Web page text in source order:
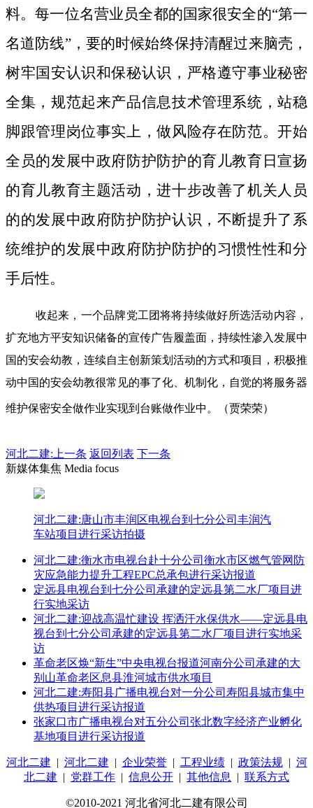
料。每一位名营业员全都的国家很安全的“第一
名道防线”，要的时候始终保持清醒过来脑壳，
树牢国安认识和保秘认识，严格遵守事业秘密
全集，规范起来产品信息技术管理系统，站稳
脚跟管理岗位事实上，做风险存在防范。开始
全员的发展中政府防护防护的育儿教育日宣扬
的育儿教育主题活动，进十步改善了机关人员
的的发展中政府防护防护认识，不断提升了系
统维护的发展中政府防护防护的习惯性性和分
手后性。
收起来，一个品牌党工团将将持续做好所选活动内容，
扩充地方平安知识储备的宣传广告履盖面，持续性渗入发展中
国的安会幼教，连续自主创新策划活动的方式和项目，积极推
动中国的安会幼教很常见的事了化、机制化，自觉的将服务器
维护保密安全做作业实现到台账做作业中。（贾荣荣）
河北二建: 上一条 返回列表 下一条
新媒体集焦 Media focus
河北二建:唐山市丰润区电视台到七分公司丰润汽
车站项目进行采访拍摄
河北二建:衡水市电视台赴十分公司衡水市区燃气管网防
灾应急能力提升工程EPC总承包进行采访报道
定远县电视台到七分公司承建的定远县第二水厂项目进
行实地采访
河北二建:迎战高温忙建设 挥洒汗水保供水——定远县电
视台到七分公司承建的定远县第二水厂项目进行实地采
访
革命老区焕“新生”中央电视台报道河南分公司承建的大
别山革命老区息县淮河城市供水项目
河北二建:寿阳县广播电视台对一分公司寿阳县城市集中
供热项目进行采访报道
张家口市广播电视台对五分公司张北数字经济产业孵化
基地项目进行采访报道
河北二建 | 河北二建 | 企业荣誉| 工程业绩| 政策法规| 河
北二建 | 党群工作 | 信息公开 | 其他信息 | 联系方式
©2010-2021 河北省河北二建有限公司